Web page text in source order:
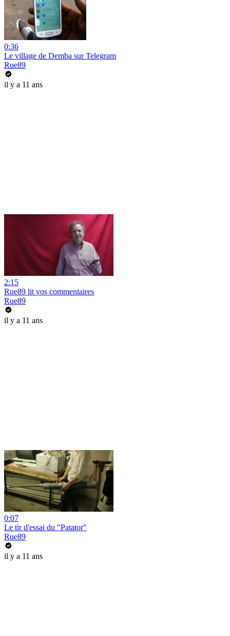
0:36
Le village de Demba sur Telegram
Rue89
il y a 11 ans
2:15
Rue89 lit vos commentaires
Rue89
il y a 11 ans
0:07
Le tir d'essai du "Patator"
Rue89
il y a 11 ans